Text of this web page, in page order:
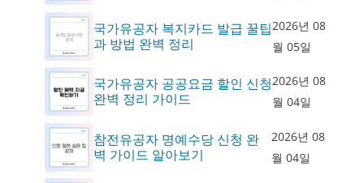
국가유공자 복지카드 발급 꿀팁
과 방법 완벽 정리
2026년 08
월 05일
국가유공자 공공요금 할인 신청
완벽 정리 가이드
2026년 08
월 04일
참전유공자 명예수당 신청 완
벽 가이드 알아보기
2026년 08
월 04일